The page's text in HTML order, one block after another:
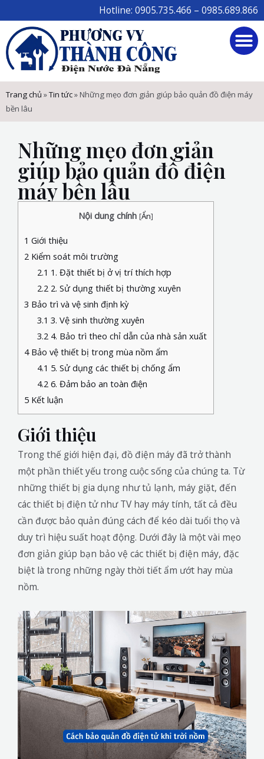
to
content
Hotline: 0905.735.466 – 0985.689.866
Trang chủ »Tin tức» Những mẹo đơn giản giúp bảo quản đồ điện máy
bền lâu
Những mẹo đơn giản
giúp bảo quản đồ điện
máy bền lâu
Nội dung chính [Ẩn]
1 Giới thiệu
2 Kiểm soát môi trường
2.1 1. Đặt thiết bị ở vị trí thích hợp
2.2 2. Sử dụng thiết bị thường xuyên
3 Bảo trì và vệ sinh định kỳ
3.1 3. Vệ sinh thường xuyên
3.2 4. Bảo trì theo chỉ dẫn của nhà sản xuất
4Bảo vệ thiết bị trong mùa nồm ẩm
4.1 5. Sử dụng các thiết bị chống ẩm
4.2 6. Đảm bảo an toàn điện
5 Kết luận
Giới thiệu
Trong thế giới hiện đại, đồ điện máy đã trở thành
một phần thiết yếu trong cuộc sống của chúng ta. Từ
những thiết bị gia dụng như tủ lạnh, máy giặt, đến
các thiết bị điện tử như TV hay máy tính, tất cả đều
cần được bảo quản đúng cách để kéo dài tuổi thọ và
duy trì hiệu suất hoạt động. Dưới đây là một vài mẹo
đơn giản giúp bạn bảo vệ các thiết bị điện máy, đặc
biệt là trong những ngày thời tiết ẩm ướt hay mùa
nồm.